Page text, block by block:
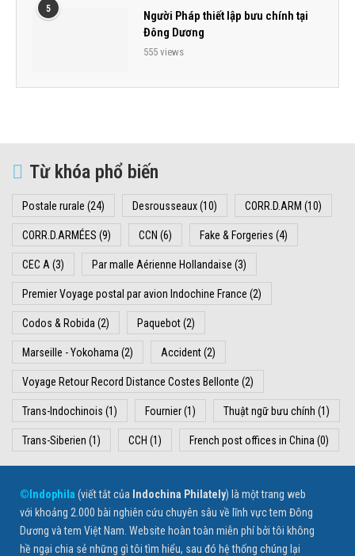
5
Người Pháp thiết lập bưu chính tại
Đông Dương
555 views
Từ khóa phổ biến
Postale rurale (24) Desrousseaux(10) CORR.D.ARM (10)
CORR.D.ARMÉES (9) CCN (6) Fake & Forgeries (4)
CEC A (3) Par malle Aérienne Hollandaise (3)
Premier Voyage postal par avion Indochine France (2)
Codos & Robida (2) Paquebot(2)
Marseille - Yokohama (2) Accident(2)
Voyage Retour Record Distance Costes Bellonte (2)
Trans-Indochinois (1) Fournier(1) Thuật ngữ bưu chính (1)
Trans-Siberien (1) CCH (1) French post offices in China (0)
©Indophila (viết tắt của Indochina Philately) là một trang web
với khoảng 2.000 bài nghiên cứu chuyên sâu về lĩnh vực tem Đông
Dương và tem Việt Nam. Website hoàn toàn miễn phí bởi tôi không
hề ngại chia sẻ những gì tôi tìm hiểu, sau đó hệ thống chúng lại